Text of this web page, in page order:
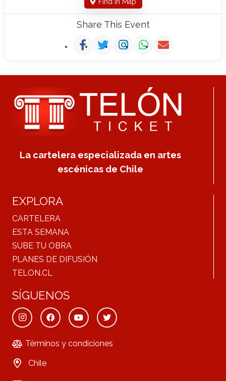
Share This Event
La cartelera especializada en artes
escénicas de Chile
EXPLORA
CARTELERA
ESTA SEMANA
SUBE TU OBRA
PLANES DE DIFUSIÓN
TELON.CL
SÍGUENOS
Términos y condiciones
Chile